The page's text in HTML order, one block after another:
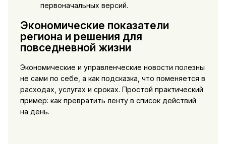
первоначальных версий.
Экономические показатели
региона и решения для
повседневной жизни
Экономические и управленческие новости полезны
не сами по себе, а как подсказка, что поменяется в
расходах, услугах и сроках. Простой практический
пример: как превратить ленту в список действий
на день.